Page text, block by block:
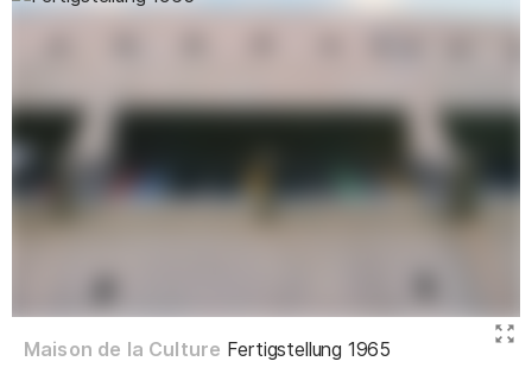
Maison de la Culture Fertigstellung 1965